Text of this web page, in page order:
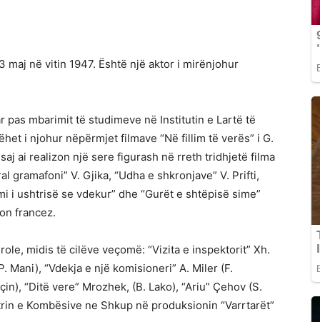
maj në vitin 1947. Është një aktor i mirënjohur
pas mbarimit të studimeve në Institutin e Lartë të
i njohur nëpërmjet filmave “Në fillim të verës” i G.
ai realizon një sere figurash në rreth tridhjetë filma
gramafoni” V. Gjika, “Udha e shkronjave” V. Prifti,
i ushtrisë se vdekur” dhe “Gurët e shtëpisë sime”
francez.
midis të cilëve veçomë: “Vizita e inspektorit” Xh.
Mani), “Vdekja e një komisioneri” A. Miler (F.
“Ditë vere” Mrozhek, (B. Lako), “Ariu” Çehov (S.
e Kombësive ne Shkup në produksionin “Varrtarët”